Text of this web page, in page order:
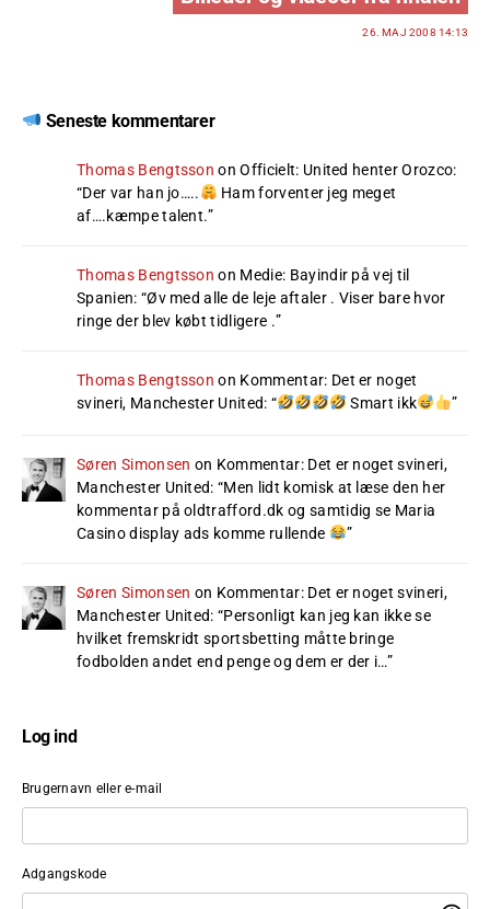
26. MAJ 2008 14:13
Seneste kommentarer
Thomas Bengtsson onOfficielt: United henter Orozco:
“Der var han jo…..
Ham forventer jeg meget
af….kæmpe talent.”
Thomas Bengtsson on Medie: Bayindir på vej til
Spanien: “Øv med alle de leje aftaler . Viser bare hvor
ringe der blev købt tidligere .”
Thomas Bengtsson on Kommentar: Det er noget
svineri, Manchester United: “ Smart ikk ”
Søren Simonsen on Kommentar: Det er noget svineri,
Manchester United: “Men lidt komisk at læse den her
kommentar på oldtrafford.dk og samtidig se Maria
Casino display ads komme rullende
”
Søren Simonsen on Kommentar: Det er noget svineri,
Manchester United: “Personligt kan jeg kan ikke se
hvilket fremskridt sportsbetting måtte bringe
fodbolden andet end penge og dem er der i…”
Log ind
Brugernavn eller e-mail
Adgangskode